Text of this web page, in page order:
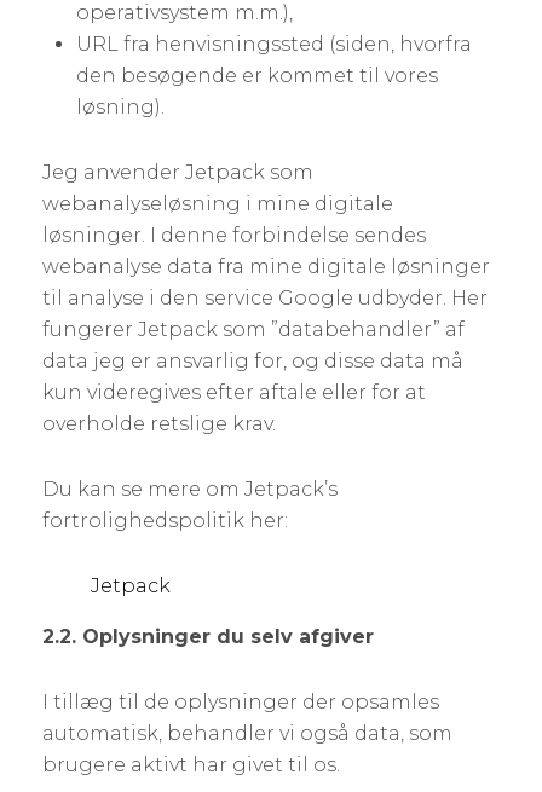
operativsystem m.m.),
URL fra henvisningssted (siden, hvorfra
den besøgende er kommet til vores
løsning).
Jeg anvender Jetpack som
webanalyseløsning i mine digitale
løsninger. I denne forbindelse sendes
webanalyse data fra mine digitale løsninger
til analyse i den service Google udbyder. Her
fungerer Jetpack som ”databehandler” af
data jeg er ansvarlig for, og disse data må
kun videregives efter aftale eller for at
overholde retslige krav.
Du kan se mere om Jetpack’s
fortrolighedspolitik her:
Jetpack
2.2. Oplysninger du selv afgiver
I tillæg til de oplysninger der opsamles
automatisk, behandler vi også data, som
brugere aktivt har givet til os.